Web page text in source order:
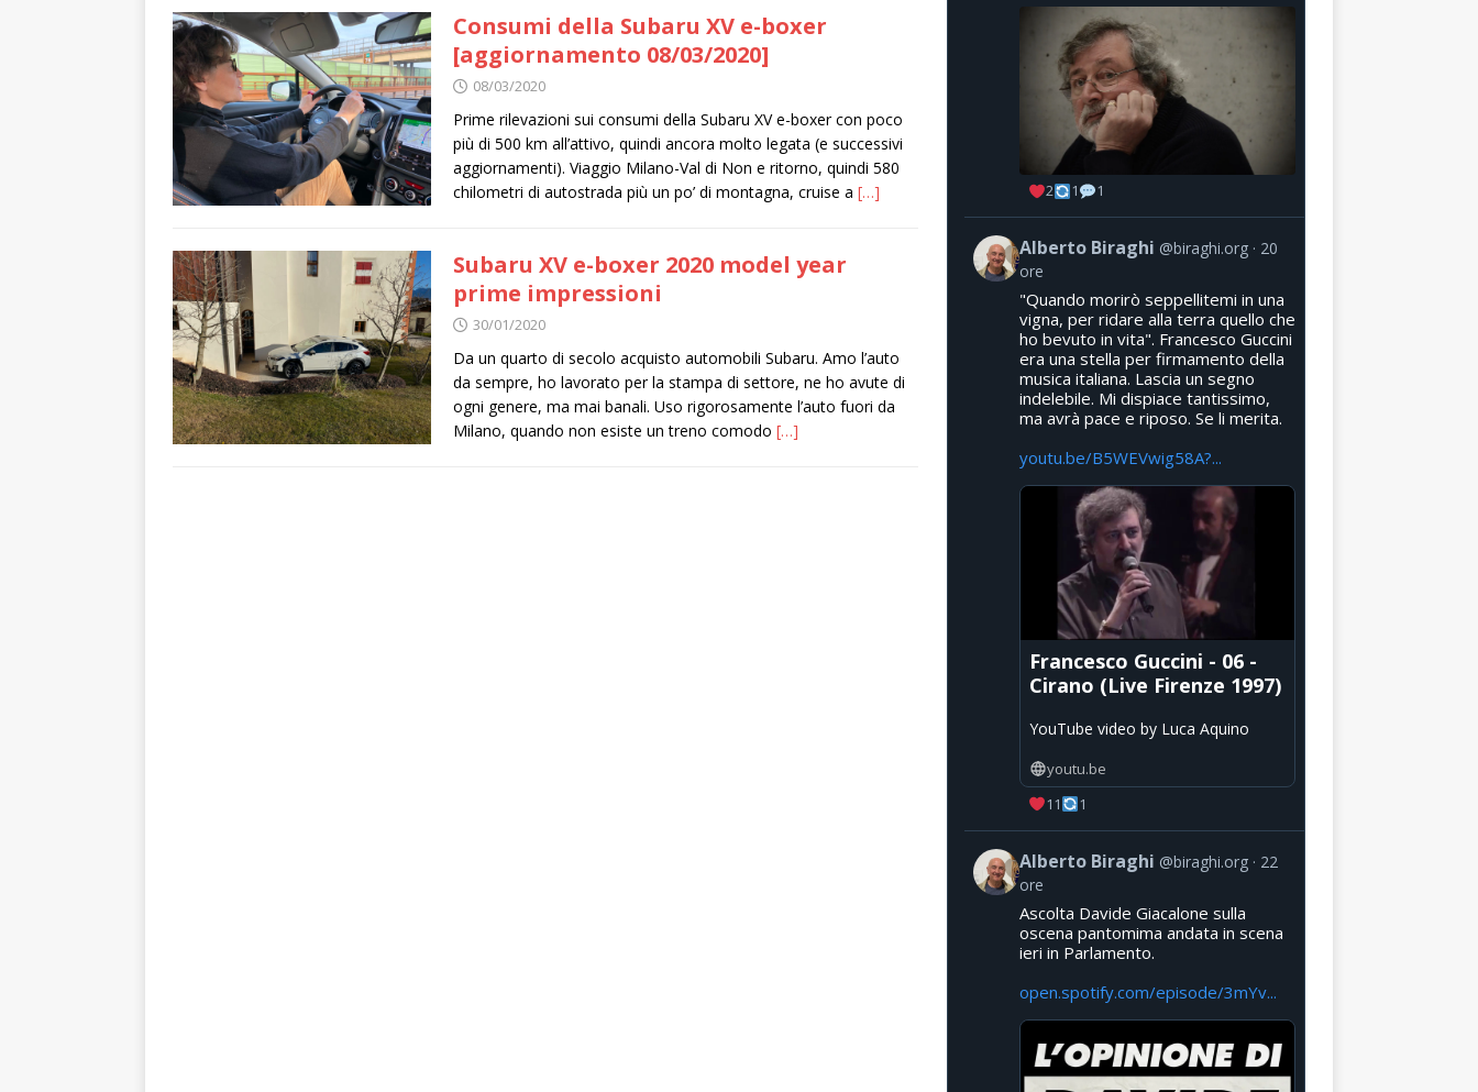
Consumi della Subaru XV e-boxer
[aggiornamento 08/03/2020]
08/03/2020
Prime rilevazioni sui consumi della Subaru XV e-boxer con poco
più di 500 km all’attivo, quindi ancora molto legata (e successivi
aggiornamenti). Viaggio Milano-Val di Non e ritorno, quindi 580
chilometri di autostrada più un po’ di montagna, cruise a […]
Subaru XV e-boxer 2020 model year
prime impressioni
30/01/2020
Da un quarto di secolo acquisto automobili Subaru. Amo l’auto
da sempre, ho lavorato per la stampa di settore, ne ho avute di
ogni genere, ma mai banali. Uso rigorosamente l’auto fuori da
Milano, quando non esiste un treno comodo […]
2 1 1
Alberto Biraghi @biraghi.org
20
ore
"Quando morirò seppellitemi in una
vigna, per ridare alla terra quello che
ho bevuto in vita". Francesco Guccini
era una stella per firmamento della
musica italiana. Lascia un segno
indelebile. Mi dispiace tantissimo,
ma avrà pace e riposo. Se li merita.
youtu.be/B5WEVwig58A?...
Francesco Guccini - 06 -
Cirano (Live Firenze 1997)
YouTube video by Luca Aquino
youtu.be
11
1
Alberto Biraghi @biraghi.org
22
ore
Ascolta Davide Giacalone sulla
oscena pantomima andata in scena
ieri in Parlamento.
open.spotify.com/episode/3mYv...